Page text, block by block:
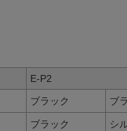
E-P2
ブラック ブ
ブラック シ